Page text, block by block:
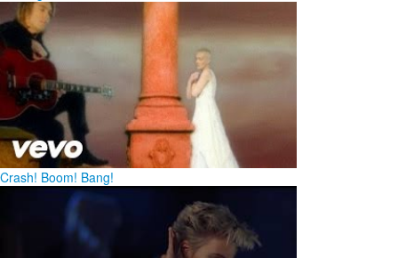
Crash! Boom! Bang!